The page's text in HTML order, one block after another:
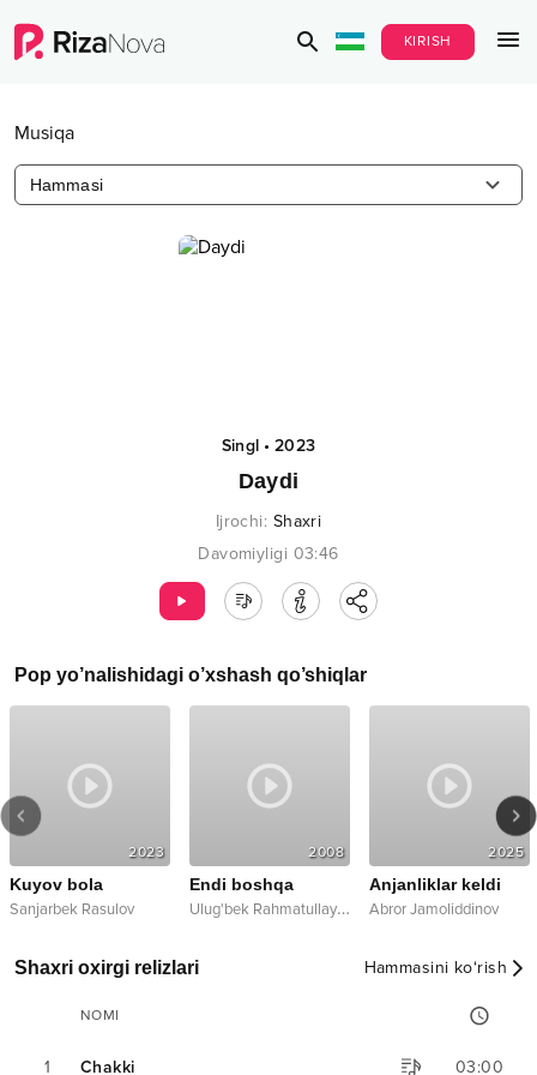
KIRISH
Musiqa
Hammasi
Singl•2023
Daydi
Ijrochi: Shaxri
Davomiyligi 03:46
Pop yo’nalishidagi o’xshash qo’shiqlar
2023
Kuyov bola
Sanjarbek Rasulov
2008
Endi boshqa
U
lug'bek Rahmatullayev
2025
Anjanliklar keldi
Abror Jamoliddinov
Shaxri oxirgi relizlari Hammasini ko‘rish
NOMI
1 Chakki 03:00